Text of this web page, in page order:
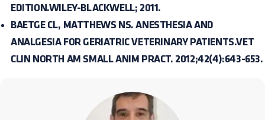
EDITION.WILEY-BLACKWELL; 2011.
BAETGE CL, MATTHEWS NS. ANESTHESIA AND
ANALGESIA FOR GERIATRIC VETERINARY PATIENTS.VET
CLIN NORTH AM SMALL ANIM PRACT. 2012;42(4):643-653.